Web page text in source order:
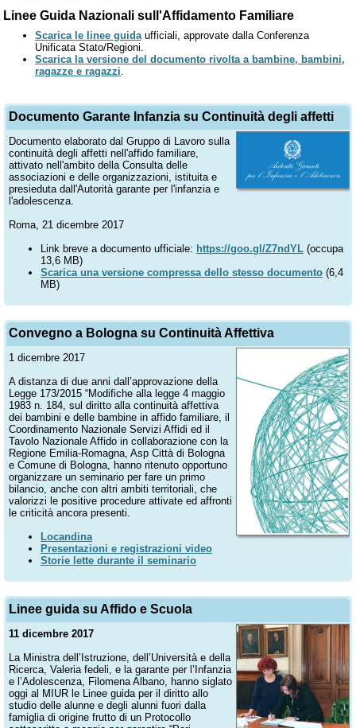
Linee Guida Nazionali sull'Affidamento Familiare
Scarica le linee guidaufficiali, approvate dalla Conferenza
Unificata Stato/Regioni.
Scarica la versione del documento rivolta a bambine, bambini,
ragazze e ragazzi.
Documento Garante Infanzia su Continuità degli affetti
Documento elaborato dal Gruppo di Lavoro sulla
continuità degli affetti nell'affido familiare,
attivato nell'ambito della Consulta delle
associazioni e delle organizzazioni, istituita e
presieduta dall'Autorità garante per l'infanzia e
l'adolescenza.
Roma, 21 dicembre 2017
Link breve a documento ufficiale: https://goo.gl/Z7ndYL (occupa
13,6 MB)
Scarica una versione compressa dello stesso documento (6,4
MB)
Convegno a Bologna su Continuità Affettiva
1 dicembre 2017
A distanza di due anni dall’approvazione della
Legge 173/2015 “Modifiche alla legge 4 maggio
1983 n. 184, sul diritto alla continuità affettiva
dei bambini e delle bambine in affido familiare, il
Coordinamento Nazionale Servizi Affidi ed il
Tavolo Nazionale Affido in collaborazione con la
Regione Emilia-Romagna, Asp Città di Bologna
e Comune di Bologna, hanno ritenuto opportuno
organizzare un seminario per fare un primo
bilancio, anche con altri ambiti territoriali, che
valorizzi le positive procedure attivate ed affronti
le criticità ancora presenti.
Locandina
Presentazioni e registrazioni video
Storie lette durante il seminario
Linee guida su Affido e Scuola
11 dicembre 2017
La Ministra dell’Istruzione, dell’Università e della
Ricerca, Valeria fedeli, e la garante per l’Infanzia
e l’Adolescenza, Filomena Albano, hanno siglato
oggi al MIUR le Linee guida per il diritto allo
studio delle alunne e degli alunni fuori dalla
famiglia di origine frutto di un Protocollo